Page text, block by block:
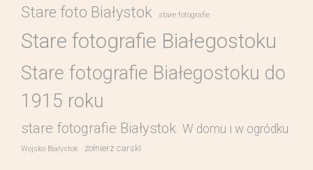
Stare foto Białystok stare fotografie
Stare fotografie Białegostoku
Stare fotografie Białegostoku do
1915 roku
stare fotografie Białystok W domu i w ogródku
Wojsko Białystok żołnierz carski